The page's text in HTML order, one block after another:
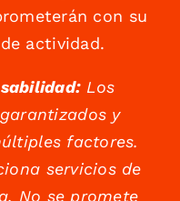
con su
actividad.
Los
y
factores.
servicios de
No se promete